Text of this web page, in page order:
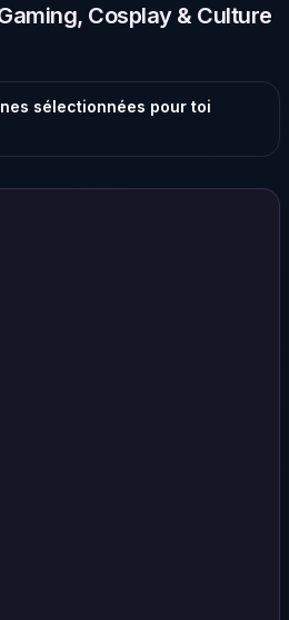
Cosplay & Culture
sélectionnées pour toi